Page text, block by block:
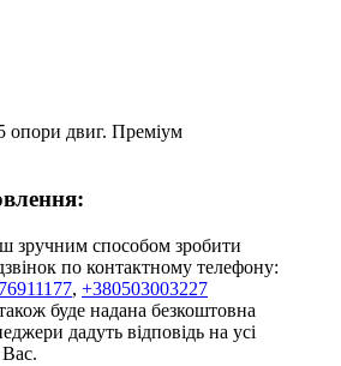
опори двиг. Преміум
зручним способом зробити
по контактному телефону:
, +380503003227
буде надана безкоштовна
дадуть відповідь на усі